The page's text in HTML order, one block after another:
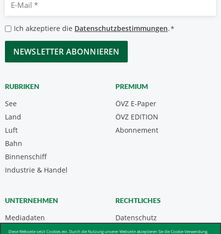
Diese Webseite setzt Cookies ein. Durch die Nutzung unserer Webseite akzeptieren Sie die Cookie-Verwendung.
Mail
*
Datenschutzbestimmungen
*
Ich akzeptiere die Datenschutzbestimmungen.*
CAPTCHA
RUBRIKEN
See
Land
Luft
Bahn
Binnenschiff
Industrie & Handel
PREMIUM
ÖVZ E-Paper
Abonnement
ÖVZ EDITION
UNTERNEHMEN
Mediadaten
Kontakt
RECHTLICHES
Datenschutz
Impressum